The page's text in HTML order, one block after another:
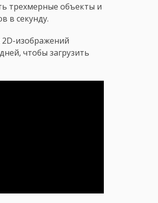
трехмерные объекты и
в секунду.
2D-изображений
чтобы загрузить